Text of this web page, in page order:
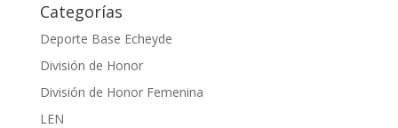
Categorías
Deporte Base Echeyde
División de Honor
División de Honor Femenina
LEN